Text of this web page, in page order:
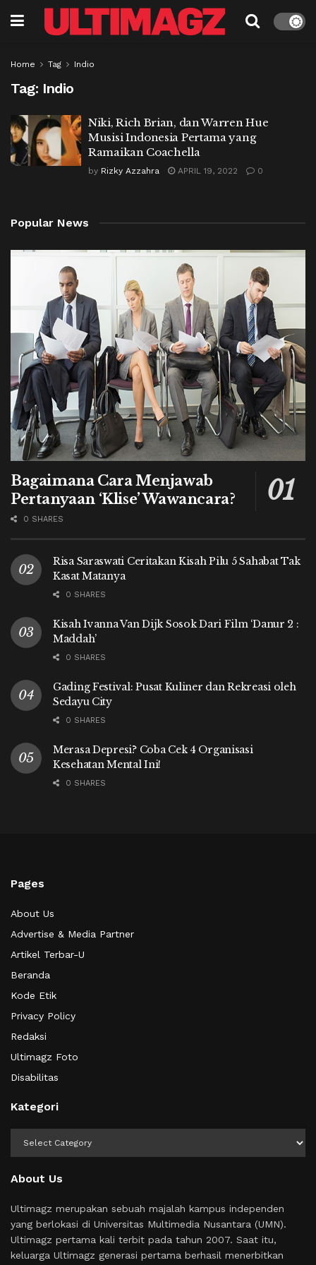
Home Tag Indio
Tag: Indio
Niki, Rich Brian, dan Warren Hue
Musisi Indonesia Pertama yang
Ramaikan Coachella
by Rizky Azzahra APRIL 19, 2022 0
Popular News
Bagaimana Cara Menjawab
Pertanyaan ‘Klise’ Wawancara?
0 SHARES
Risa Saraswati Ceritakan Kisah Pilu 5 Sahabat Tak
Kasat Matanya
0 SHARES
Kisah Ivanna Van Dijk Sosok Dari Film ‘Danur 2 :
Maddah’
0 SHARES
Gading Festival: Pusat Kuliner dan Rekreasi oleh
Sedayu City
0 SHARES
Merasa Depresi? Coba Cek 4 Organisasi
Kesehatan Mental Ini!
0 SHARES
Pages
About Us
Advertise & Media Partner
Artikel Terbar-U
Beranda
Kode Etik
Privacy Policy
Redaksi
Ultimagz Foto
Disabilitas
Kategori
About Us
Ultimagz merupakan sebuah majalah kampus independen
yang berlokasi di Universitas Multimedia Nusantara (UMN).
Ultimagz pertama kali terbit pada tahun 2007. Saat itu,
keluarga Ultimagz generasi pertama berhasil menerbitkan